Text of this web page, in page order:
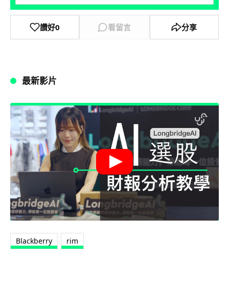
讚好0 看留言 分享
最新影片
Blackberry rim